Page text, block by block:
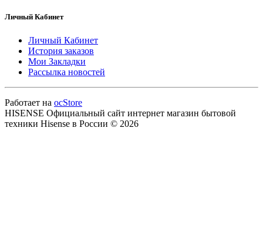
Личный Кабинет
Личный Кабинет
История заказов
Мои Закладки
Рассылка новостей
Работает на ocStore
HISENSE Официальный сайт интернет магазин бытовой
техники Hisense в России © 2026